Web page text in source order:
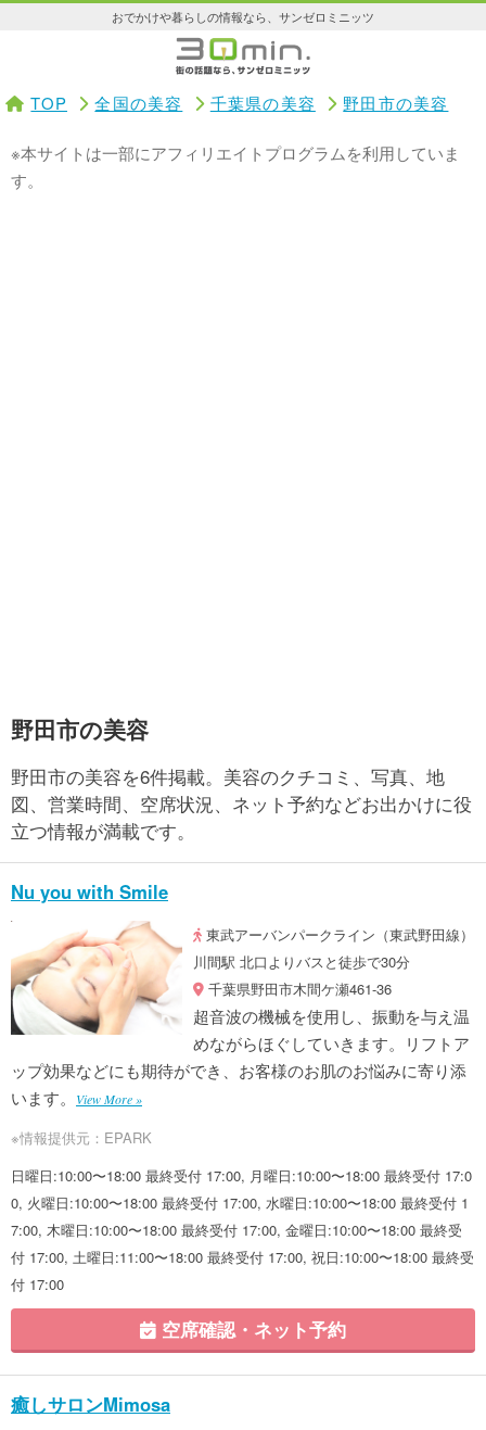
おでかけや暮らしの情報なら、サンゼロミニッツ
TOP 全国の美容 千葉県の美容 野田市の美容
※本サイトは一部にアフィリエイトプログラムを利用していま
す。
野田市の美容
野田市の美容を6件掲載。美容のクチコミ、写真、地
図、営業時間、空席状況、ネット予約などお出かけに役
立つ情報が満載です。
Nu you with Smile
東武アーバンパークライン（東武野田線）
川間駅 北口よりバスと徒歩で30分
千葉県野田市木間ケ瀬461-36
超音波の機械を使用し、振動を与え温
めながらほぐしていきます。リフトア
ップ効果などにも期待ができ、お客様のお肌のお悩みに寄り添
います。
View More »
※情報提供元：EPARK
日曜日:10:00〜18:00 最終受付 17:00, 月曜日:10:00〜18:00 最終受付 17:0
0, 火曜日:10:00〜18:00 最終受付 17:00, 水曜日:10:00〜18:00 最終受付 1
7:00, 木曜日:10:00〜18:00 最終受付 17:00, 金曜日:10:00〜18:00 最終受
付 17:00, 土曜日:11:00〜18:00 最終受付 17:00, 祝日:10:00〜18:00 最終受
付 17:00
空席確認・ネット予約
癒しサロンMimosa